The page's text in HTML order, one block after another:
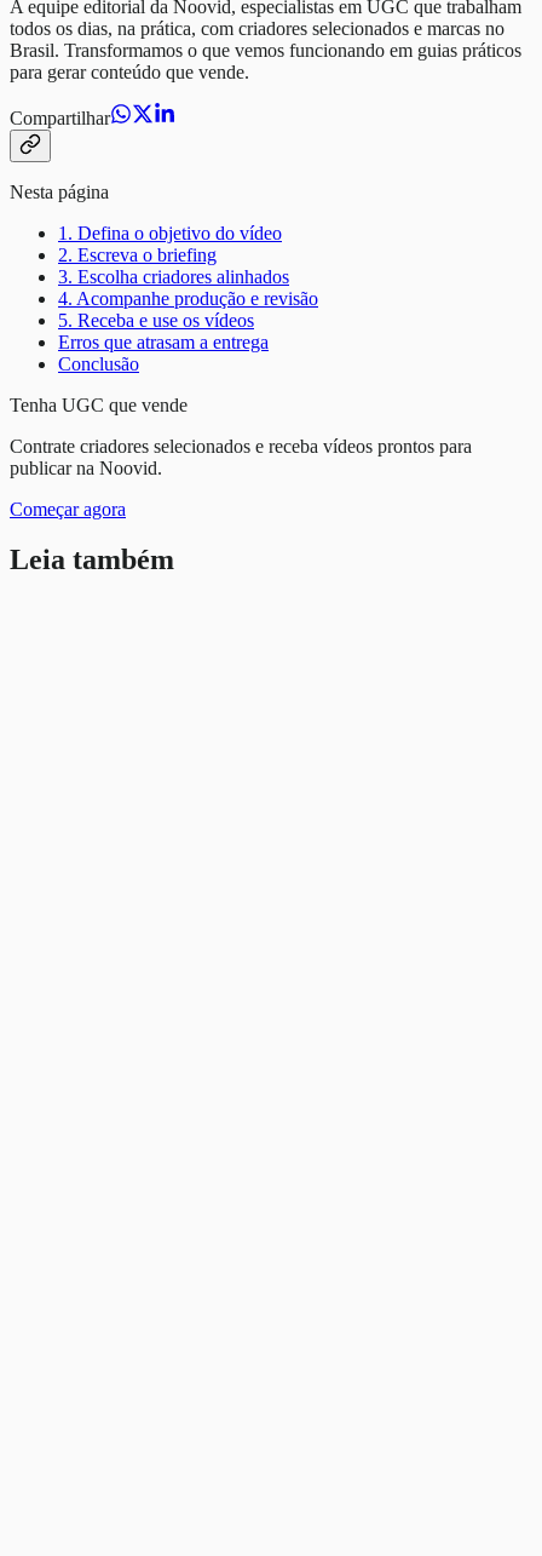
A equipe editorial da Noovid, especialistas em UGC que trabalham
todos os dias, na prática, com criadores selecionados e marcas no
Brasil. Transformamos o que vemos funcionando em guias práticos
para gerar conteúdo que vende.
Compartilhar
Nesta página
1. Defina o objetivo do vídeo
2. Escreva o briefing
3. Escolha criadores alinhados
4. Acompanhe produção e revisão
5. Receba e use os vídeos
Erros que atrasam a entrega
Conclusão
Tenha UGC que vende
Contrate criadores selecionados e receba vídeos prontos para
publicar na Noovid.
Começar agora
Leia também